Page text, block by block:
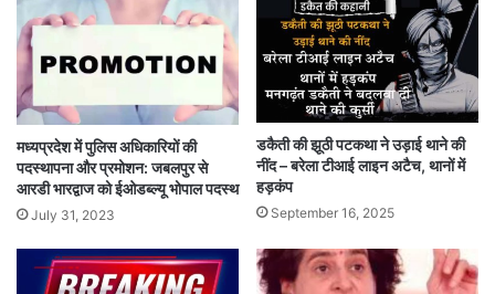
मध्यप्रदेश में पुलिस अधिकारियों की
पदस्थापना और प्रमोशन: जबलपुर से
आरडी भारद्वाज को ईओडब्ल्यू भोपाल पदस्थ
July 31, 2023
डकैती की झूठी पटकथा ने उड़ाई थाने की
नींद – बरेला टीआई लाइन अटैच, थानों में
हड़कंप
September 16, 2025